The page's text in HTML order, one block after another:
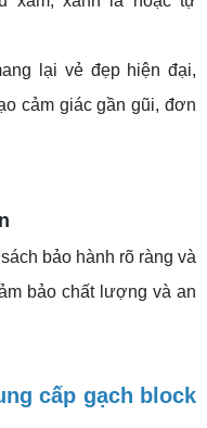
lại vẻ đẹp hiện đại,
cảm giác gần gũi, đơn
bảo hành rõ ràng và
bảo chất lượng và an
cấp gạch block